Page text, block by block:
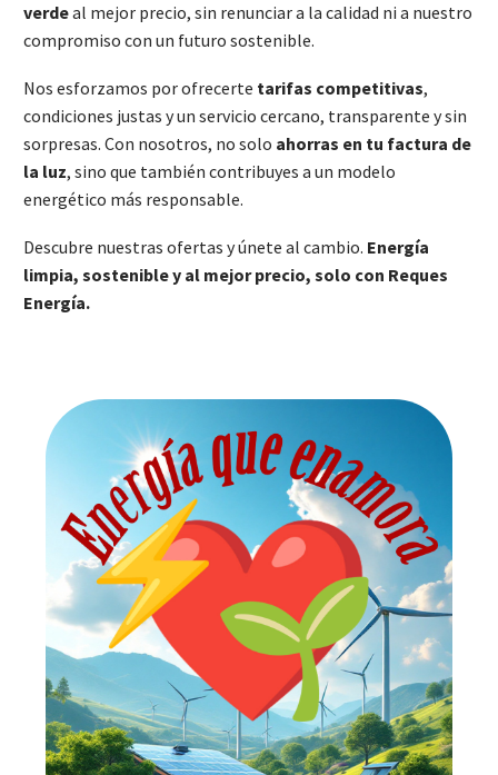
verdeal mejor precio, sin renunciar a la calidad ni a nuestro
compromiso con un futuro sostenible.
Nos esforzamos por ofrecerte tarifas competitivas,
condiciones justas y un servicio cercano, transparente y sin
sorpresas. Con nosotros, no solo ahorras en tu factura de
la luz, sino que también contribuyes a un modelo
energético más responsable.
Descubre nuestras ofertas y únete al cambio. Energía
limpia, sostenible y al mejor precio, solo con Reques
Energía.